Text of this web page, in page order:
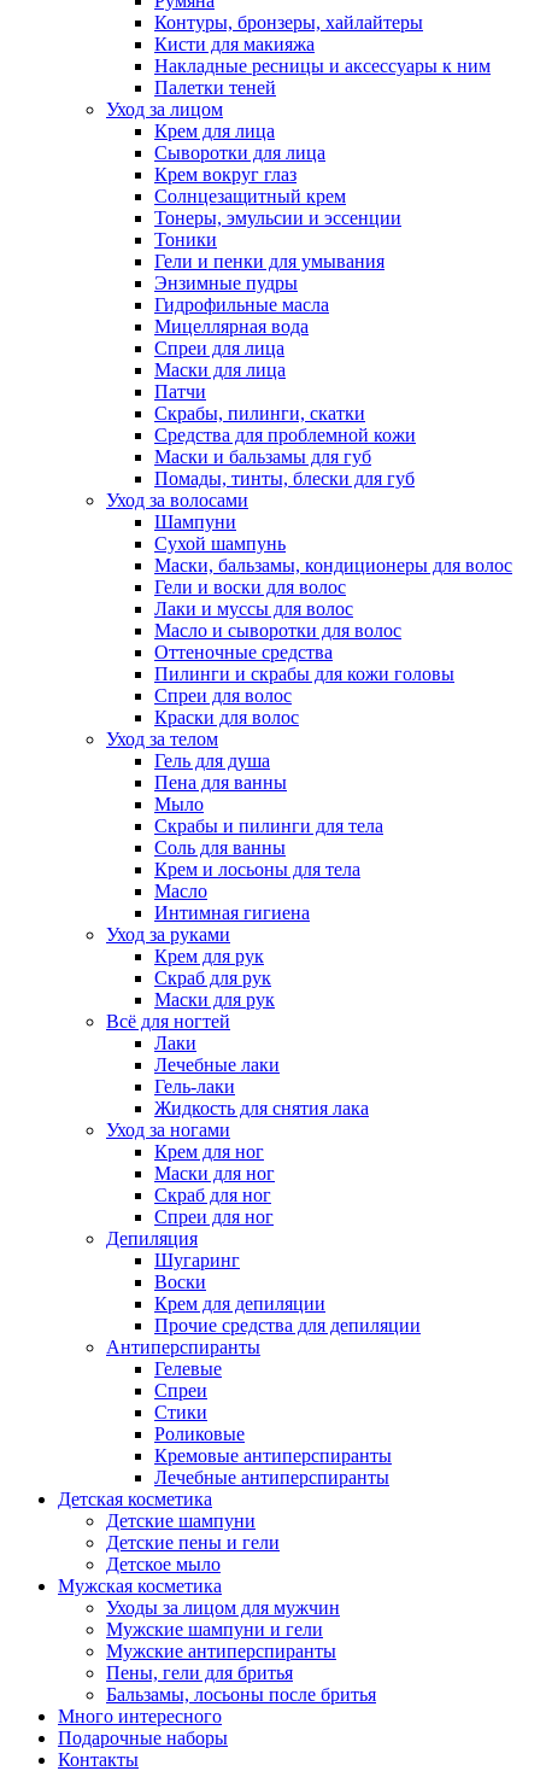
Контуры, бронзеры, хайлайтеры
Кисти для макияжа
Накладные ресницы и аксессуары к ним
Палетки теней
Уход за лицом
Крем для лица
Сыворотки для лица
Крем вокруг глаз
Солнцезащитный крем
Тонеры, эмульсии и эссенции
Тоники
Гели и пенки для умывания
Энзимные пудры
Гидрофильные масла
Мицеллярная вода
Спреи для лица
Маски для лица
Патчи
Скрабы, пилинги, скатки
Средства для проблемной кожи
Маски и бальзамы для губ
Помады, тинты, блески для губ
Уход за волосами
Шампуни
Сухой шампунь
Маски, бальзамы, кондиционеры для волос
Гели и воски для волос
Лаки и муссы для волос
Масло и сыворотки для волос
Оттеночные средства
Пилинги и скрабы для кожи головы
Спреи для волос
Краски для волос
Уход за телом
Гель для душа
Пена для ванны
Мыло
Скрабы и пилинги для тела
Соль для ванны
Крем и лосьоны для тела
Масло
Интимная гигиена
Уход за руками
Крем для рук
Скраб для рук
Маски для рук
Всё для ногтей
Лаки
Лечебные лаки
Гель-лаки
Жидкость для снятия лака
Уход за ногами
Крем для ног
Маски для ног
Скраб для ног
Спреи для ног
Депиляция
Шугаринг
Воски
Крем для депиляции
Прочие средства для депиляции
Антиперспиранты
Гелевые
Спреи
Стики
Роликовые
Кремовые антиперспиранты
Лечебные антиперспиранты
Детская косметика
Детские шампуни
Детские пены и гели
Детское мыло
Мужская косметика
Уходы за лицом для мужчин
Мужские шампуни и гели
Мужские антиперспиранты
Пены, гели для бритья
Бальзамы, лосьоны после бритья
Много интересного
Подарочные наборы
Контакты